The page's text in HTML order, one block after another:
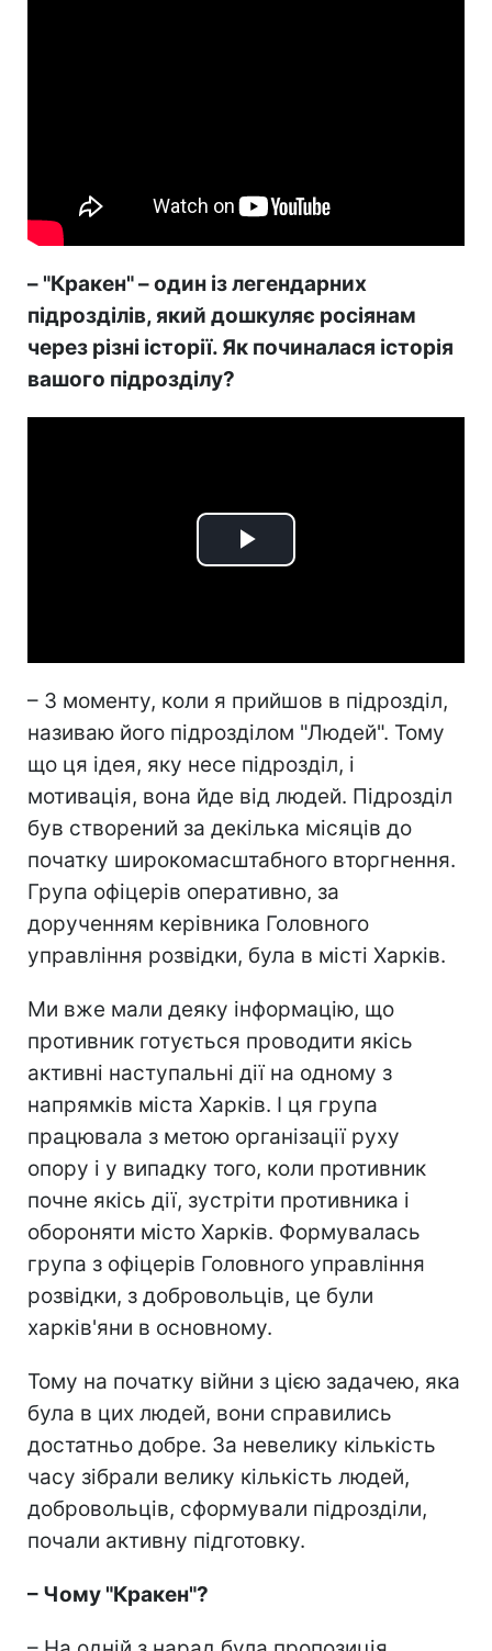
– "Кракен" – один із легендарних
підрозділів, який дошкуляє росіянам
через різні історії. Як починалася історія
вашого підрозділу?
Play
– З моменту, коли я прийшов в підрозділ,
називаю його підрозділом "Людей". Тому
що ця ідея, яку несе підрозділ, і
мотивація, вона йде від людей. Підрозділ
був створений за декілька місяців до
початку широкомасштабного вторгнення.
Група офіцерів оперативно, за
дорученням керівника Головного
управління розвідки, була в місті Харків.
Ми вже мали деяку інформацію, що
противник готується проводити якісь
активні наступальні дії на одному з
напрямків міста Харків. І ця група
працювала з метою організації руху
опору і у випадку того, коли противник
почне якісь дії, зустріти противника і
обороняти місто Харків. Формувалась
група з офіцерів Головного управління
розвідки, з добровольців, це були
харків'яни в основному.
Тому на початку війни з цією задачею, яка
була в цих людей, вони справились
достатньо добре. За невелику кількість
часу зібрали велику кількість людей,
добровольців, сформували підрозділи,
почали активну підготовку.
– Чому "Кракен"?